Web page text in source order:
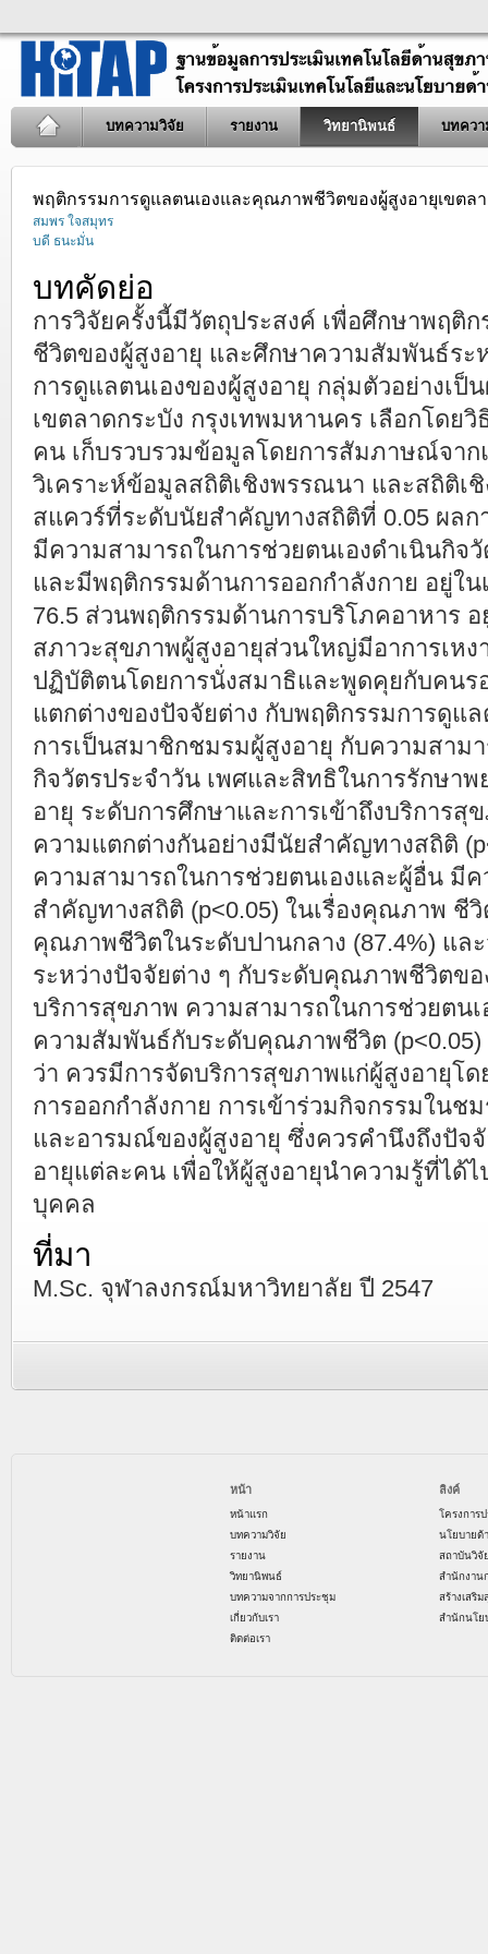
บทความวิจัย รายงาน วิทยานิพนธ์ บทควา
พฤติกรรมการดูแลตนเองและคุณภาพชีวิตของผู้สูงอายุเขตล
สมพร ใจสมุทร
บดี ธนะมั่น
บทคัดย่อ
การวิจัยครั้งนี้มีวัตถุประสงค์ เพื่อศึกษาพฤติ
ชีวิตของผู้สูงอายุ และศึกษาความสัมพันธ์ระ
การดูแลตนเองของผู้สูงอายุ กลุ่มตัวอย่างเป็
เขตลาดกระบัง กรุงเทพมหานคร เลือกโดย
คน เก็บรวบรวมข้อมูลโดยการสัมภาษณ์จา
วิเคราะห์ข้อมูลสถิติเชิงพรรณนา และสถิติเ
สแควร์ที่ระดับนัยสำคัญทางสถิติที่ 0.05 ผล
มีความสามารถในการช่วยตนเองดำเนินกิจ
และมีพฤติกรรมด้านการออกกำลังกาย อยู่ใ
76.5 ส่วนพฤติกรรมด้านการบริโภคอาหาร
สภาวะสุขภาพผู้สูงอายุส่วนใหญ่มีอาการเหง
ปฏิบัติตนโดยการนั่งสมาธิและพูดคุยกับคนร
แตกต่างของปัจจัยต่าง กับพฤติกรรมการดูแ
การเป็นสมาชิกชมรมผู้สูงอายุ กับความสาม
กิจวัตรประจำวัน เพศและสิทธิในการรักษา
อายุ ระดับการศึกษาและการเข้าถึงบริการสุ
ความแตกต่างกันอย่างมีนัยสำคัญทางสถิติ
ความสามารถในการช่วยตนเองและผู้อื่น มี
สำคัญทางสถิติ (p<0.05) ในเรื่องคุณภาพ ชี
คุณภาพชีวิตในระดับปานกลาง (87.4%) แล
ระหว่างปัจจัยต่าง ๆ กับระดับคุณภาพชีวิตขอ
บริการสุขภาพ ความสามารถในการช่วยตน
ความสัมพันธ์กับระดับคุณภาพชีวิต
ว่า ควรมีการจัดบริการสุขภาพแก่ผู้สูงอายุโด
การออกกำลังกาย การเข้าร่วมกิจกรรมในช
และอารมณ์ของผู้สูงอายุ ซึ่งควรคำนึงถึงปัจ
อายุแต่ละคน เพื่อให้ผู้สูงอายุนำความรู้ที่ได้
บุคคล
ที่มา
M.Sc. จุฬาลงกรณ์มหาวิทยาลัย ปี 2547
หน้า
หน้าแรก
บทความวิจัย
รายงาน
วิทยานิพนธ์
บทความจากการประชุม
เกี่ยวกับเรา
ติดต่อเรา
ลิงค์
โครงการ
นโยบายด้
สถาบันวิจั
สำนักงาน
สร้างเสริ
สำนักนโย